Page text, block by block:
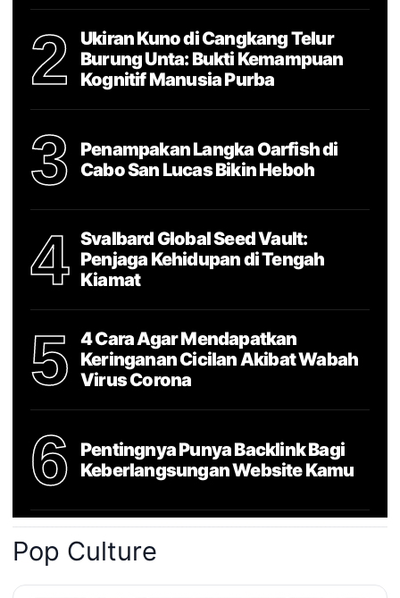
2
Ukiran Kuno di Cangkang Telur
Burung Unta: Bukti Kemampuan
Kognitif Manusia Purba
3
Penampakan Langka Oarfish di
Cabo San Lucas Bikin Heboh
4
Svalbard Global Seed Vault:
Penjaga Kehidupan di Tengah
Kiamat
5
4 Cara Agar Mendapatkan
Keringanan Cicilan Akibat Wabah
Virus Corona
6
Pentingnya Punya Backlink Bagi
Keberlangsungan Website Kamu
Pop Culture